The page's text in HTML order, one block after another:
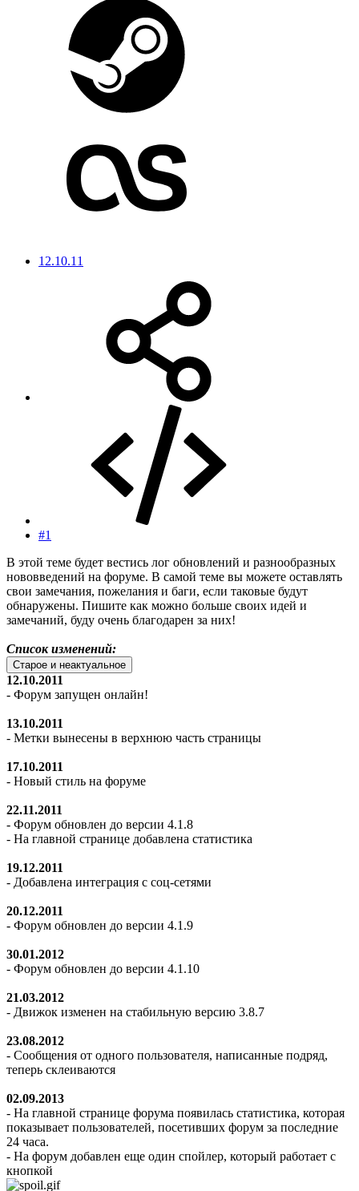
12.10.11
#1
В этой теме будет вестись лог обновлений и разнообразных
нововведений на форуме. В самой теме вы можете оставлять
свои замечания, пожелания и баги, если таковые будут
обнаружены. Пишите как можно больше своих идей и
замечаний, буду очень благодарен за них!
Список изменений:
Старое и неактуальное
12.10.2011
- Форум запущен онлайн!
13.10.2011
- Метки вынесены в верхнюю часть страницы
17.10.2011
- Новый стиль на форуме
22.11.2011
- Форум обновлен до версии 4.1.8
- На главной странице добавлена статистика
19.12.2011
- Добавлена интеграция с соц-сетями
20.12.2011
- Форум обновлен до версии 4.1.9
30.01.2012
- Форум обновлен до версии 4.1.10
21.03.2012
- Движок изменен на стабильную версию 3.8.7
23.08.2012
- Сообщения от одного пользователя, написанные подряд,
теперь склеиваются
02.09.2013
- На главной странице форума появилась статистика, которая
показывает пользователей, посетивших форум за последние
24 часа.
- На форум добавлен еще один спойлер, который работает с
кнопкой